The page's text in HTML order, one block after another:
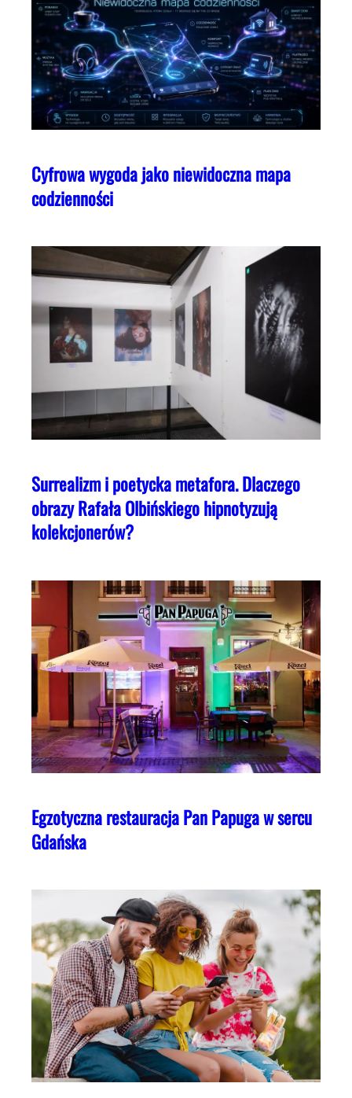
Cyfrowa wygoda jako niewidoczna mapa
codzienności
Surrealizm i poetycka metafora. Dlaczego
obrazy Rafała Olbińskiego hipnotyzują
kolekcjonerów?
Egzotyczna restauracja Pan Papuga w sercu
Gdańska